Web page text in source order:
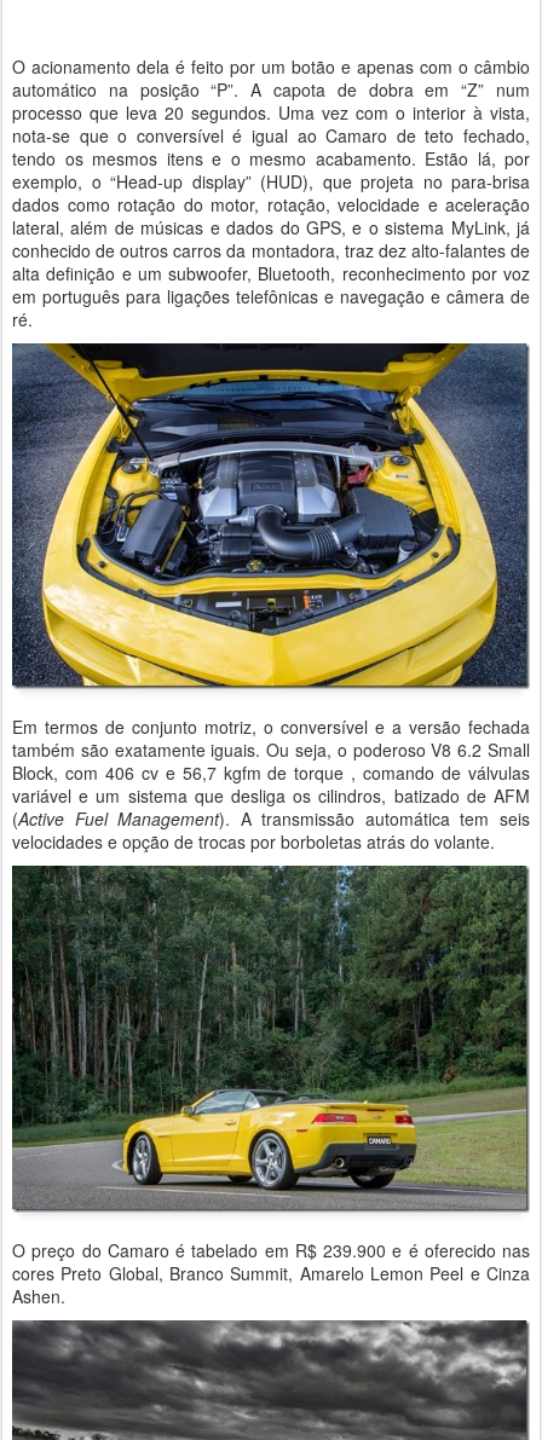
O acionamento dela é feito por um botão e apenas com o câmbio
automático na posição “P”. A capota de dobra em “Z” num
processo que leva 20 segundos. Uma vez com o interior à vista,
nota-se que o conversível é igual ao Camaro de teto fechado,
tendo os mesmos itens e o mesmo acabamento. Estão lá, por
exemplo, o “Head-up display” (HUD), que projeta no para-brisa
dados como rotação do motor, rotação, velocidade e aceleração
lateral, além de músicas e dados do GPS, e o sistema MyLink, já
conhecido de outros carros da montadora, traz dez alto-falantes de
alta definição e um subwoofer, Bluetooth, reconhecimento por voz
em português para ligações telefônicas e navegação e câmera de
ré.
Em termos de conjunto motriz, o conversível e a versão fechada
também são exatamente iguais. Ou seja, o poderoso V8 6.2 Small
Block, com 406 cv e 56,7 kgfm de torque , comando de válvulas
variável e um sistema que desliga os cilindros, batizado de AFM
(Active Fuel Management). A transmissão automática tem seis
velocidades e opção de trocas por borboletas atrás do volante.
O preço do Camaro é tabelado em R$ 239.900 e é oferecido nas
cores Preto Global, Branco Summit, Amarelo Lemon Peel e Cinza
Ashen.